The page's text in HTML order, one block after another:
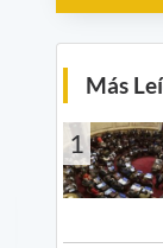
Más
1